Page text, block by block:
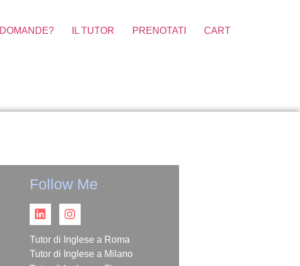
DOMANDE? IL TUTOR PRENOTATI CART
Follow Me
Tutor di Inglese a Roma
Tutor di Inglese a Milano